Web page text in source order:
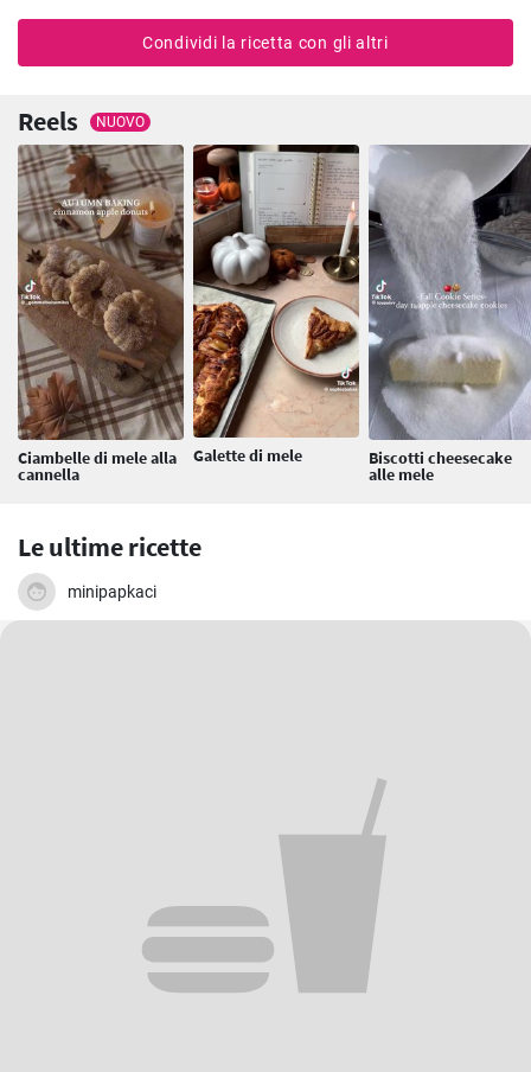
Condividi la ricetta con gli altri
Reels NUOVO
Ciambelle di mele alla
cannella
Galette di mele Biscotti cheesecake
alle mele
Le ultime ricette
minipapkaci